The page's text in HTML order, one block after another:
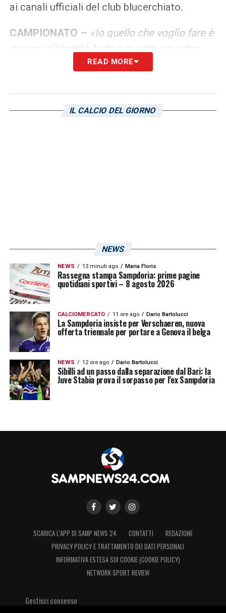
ai canali ufficiali del club blucerchiato.
CAMPIONATO – «Io quello che voglio fare è
creare un’identità forte a questa squadra.
Noi dobbiamo diventare una squadra che
cinico e pratico. Questo si fa solo attraverso
il lavoro. La pressione in questo lavoro c’è ed
conosciamo già cos’è il mondo Sampdoria,
cosa rappresenta. Ma non dobbiamo farci
prendere dall’affanno, dall’ansia del risultato.
Il risultato dobbiamo raggiungerlo con un
percorso e con le prestazioni. Sicuramente
con prestazioni da Sampdoria».
LA PLAYLIST DELLE NOSTRE TOP NEWS
READ MORE
IL CALCIO DEL GIORNO
NEWS
NEWS 13 minuti ago Maria Floris
Rassegna stampa Sampdoria: prime pagine
quotidiani sportivi – 8 agosto 2026
CALCIOMERCATO 11 ore ago Dario Bartolucci
La Sampdoria insiste per Verschaeren, nuova
offerta triennale per portare a Genova il belga
NEWS 12 ore ago Dario Bartolucci
Sibilli ad un passo dalla separazione dal Bari: la
Juve Stabia prova il sorpasso per l’ex Sampdoria
SCARICA L’APP DI SAMP NEWS 24 CONTATTI
REDAZIONE
PRIVACY POLICY E TRATTAMENTO DEI DATI PERSONALI
INFORMATIVA ESTESA SUI COOKIE (COOKIE POLICY)
NETWORK SPORT REVIEW
Gestisci consenso